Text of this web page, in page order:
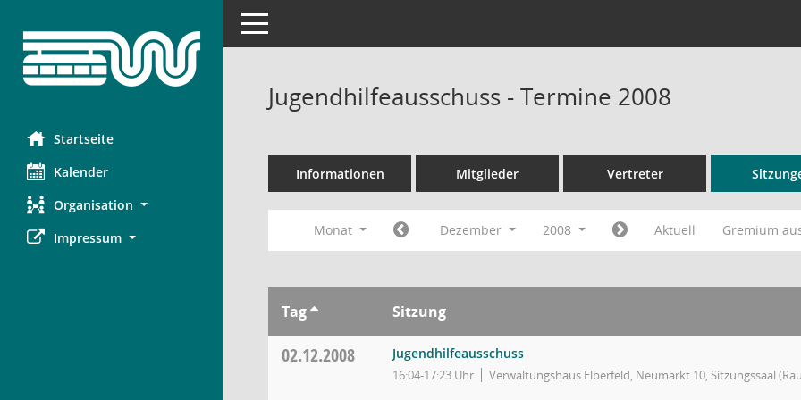
Startseite
Kalender
Organisation
Impressum
Toggle navigation
Jugendhilfeausschuss - Termine 2008
Informationen Mitglieder Vertreter
Monat Dezember 2008 Aktuell Gremium
Tag Sitzung
02.12.2008 Jugendhilfeausschuss
16:04-17:23 Uhr Verwaltungshaus Elberfeld, Neumarkt 10, Sitzungssaal